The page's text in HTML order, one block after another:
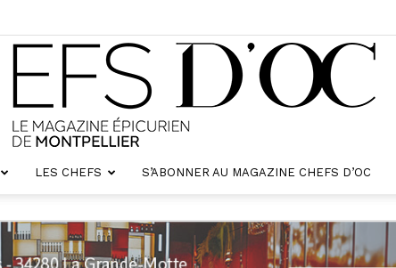
LES CHEFS S’ABONNER AU MAGAZINE CHEFS D’OC